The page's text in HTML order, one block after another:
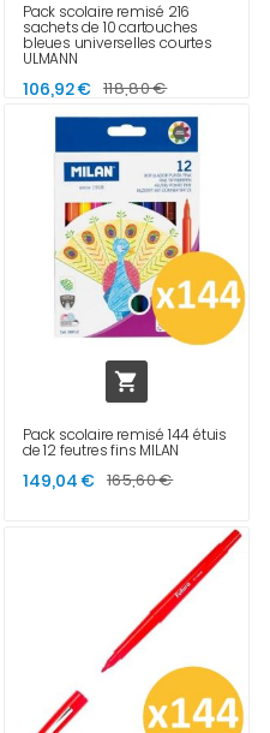
Pack scolaire remisé 216
sachets de 10 cartouches
bleues universelles courtes
ULMANN
106,92 € 118,80 €

Pack scolaire remisé 144 étuis
de 12 feutres fins MILAN
149,04 € 165,60 €